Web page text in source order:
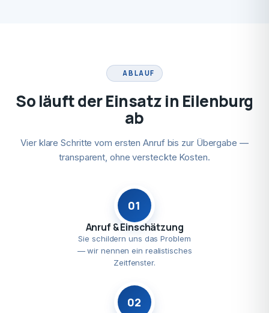
ABLAUF
So läuft der Einsatz in Eilenburg
ab
Vier klare Schritte vom ersten Anruf bis zur Übergabe —
transparent, ohne versteckte Kosten.
01
Anruf & Einschätzung
Sie schildern uns das Problem
— wir nennen ein realistisches
Zeitfenster.
02